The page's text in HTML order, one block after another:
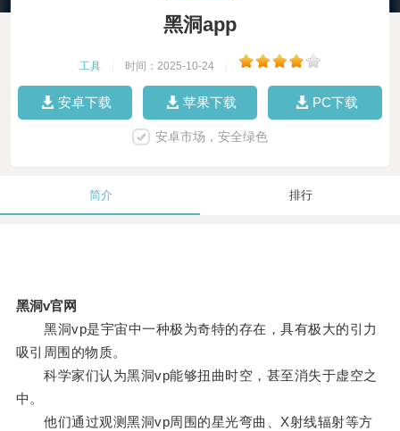
黑洞app
工具 时间：2025-10-24
安卓下载 苹果下载 PC下载
安卓市场，安全绿色
简介 排行
黑洞v官网
黑洞vp是宇宙中一种极为奇特的存在，具有极大的引力
吸引周围的物质。
科学家们认为黑洞vp能够扭曲时空，甚至消失于虚空之
中。
他们通过观测黑洞vp周围的星光弯曲、X射线辐射等方